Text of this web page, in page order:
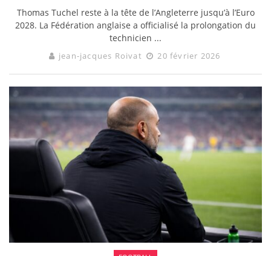
Thomas Tuchel reste à la tête de l’Angleterre jusqu’à l’Euro
2028. La Fédération anglaise a officialisé la prolongation du
technicien ...
jean-jacques Roivat 20 février 2026